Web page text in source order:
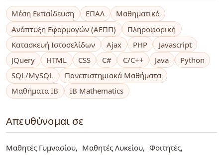
Μέση Εκπαίδευση ΕΠΑΛ
Μαθηματικά
Ανάπτυξη Εφαρμογών (ΑΕΠΠ)
Πληροφορική
Κατασκευή Ιστοσελίδων
Ajax PHP
Javascript
JQuery
HTML CSS C# C/C++ Java
Python
SQL/MySQL
Πανεπιστημιακά Μαθήματα
Μαθήματα IB
IB Mathematics
Απευθύνομαι σε
Μαθητές Γυμνασίου Μαθητές Λυκείου
Φοιτητές